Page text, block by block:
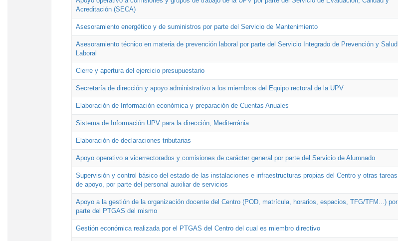
Acreditación (SECA)
Asesoramiento energético y de suministros por parte del Servicio de Mantenimiento
Asesoramiento técnico en materia de prevención laboral por parte del Servicio Integrado de Prevención y Salud
Laboral
Cierre y apertura del ejercicio presupuestario
Secretaría de dirección y apoyo administrativo a los miembros del Equipo rectoral de la UPV
Elaboración de Información económica y preparación de Cuentas Anuales
Sistema de Información UPV para la dirección, Mediterrània
Elaboración de declaraciones tributarias
Apoyo operativo a vicerrectorados y comisiones de carácter general por parte del Servicio de Alumnado
Supervisión y control básico del estado de las instalaciones e infraestructuras propias del Centro y otras tareas
de apoyo, por parte del personal auxiliar de servicios
Apoyo a la gestión de la organización docente del Centro (POD, matrícula, horarios, espacios, TFG/TFM...) por
parte del PTGAS del mismo
Gestión económica realizada por el PTGAS del Centro del cual es miembro directivo